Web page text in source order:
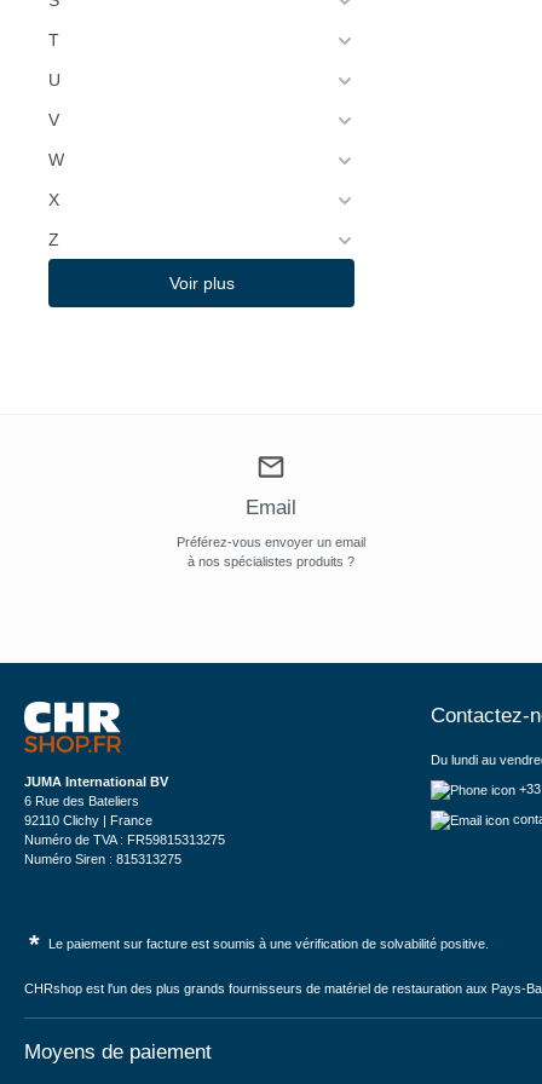
T
U
V
W
X
Z
Voir plus
Email
Préférez-vous envoyer un email
à nos spécialistes produits ?
JUMA International BV
6 Rue des Bateliers
92110 Clichy | France
Numéro de TVA : FR59815313275
Numéro Siren : 815313275
Contactez-
Du lundi au
* Le paiement sur facture est soumis à une vérification de solvabilité positive.
CHRshop est l'un des plus grands fournisseurs de matériel de restauration aux Pays-
Moyens de paiement